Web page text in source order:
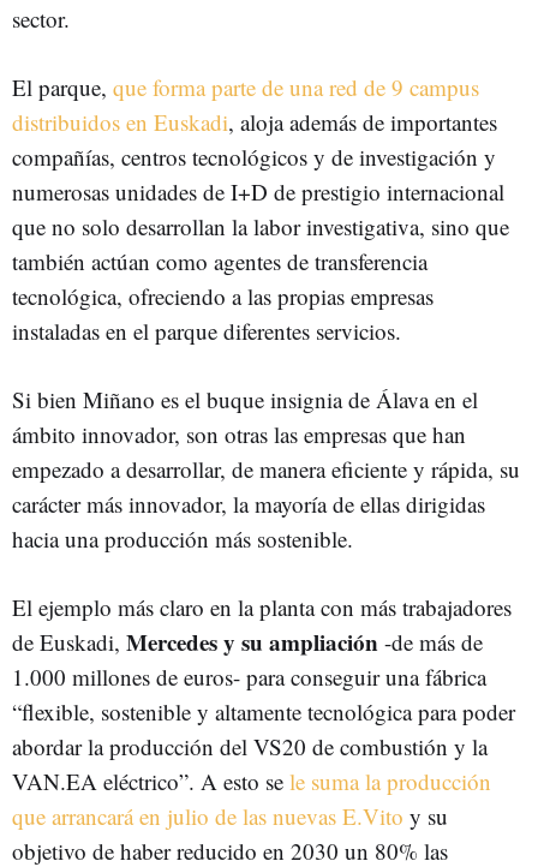
sector.
El parque, que forma parte de una red de 9 campus
distribuidos en Euskadi, aloja además de importantes
compañías, centros tecnológicos y de investigación y
numerosas unidades de I+D de prestigio internacional
que no solo desarrollan la labor investigativa, sino que
también actúan como agentes de transferencia
tecnológica, ofreciendo a las propias empresas
instaladas en el parque diferentes servicios.
Si bien Miñano es el buque insignia de Álava en el
ámbito innovador, son otras las empresas que han
empezado a desarrollar, de manera eficiente y rápida, su
carácter más innovador, la mayoría de ellas dirigidas
hacia una producción más sostenible.
El ejemplo más claro en la planta con más trabajadores
de Euskadi, Mercedes y su ampliación -de más de
1.000 millones de euros- para conseguir una fábrica
“flexible, sostenible y altamente tecnológica para poder
abordar la producción del VS20 de combustión y la
VAN.EA eléctrico”. A esto se le suma la producción
que arrancará en julio de las nuevas E.Vito y su
objetivo de haber reducido en 2030 un 80% las